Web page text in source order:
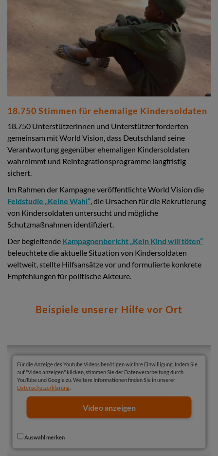
18.750 Stimmen für ehemalige Kindersoldaten
18.750 Unterstützerinnen und Unterstützer forderten
gemeinsam mit World Vision, dass Deutschland seine
Verantwortung gegenüber ehemaligen Kindersoldaten
wahrnimmt und Reintegrationsprogramme langfristig
sichert.
Im Rahmen der Kampagne veröffentlichte World Vision die
Feldstudie „Keine Wahl“, die Ursachen für die Rekrutierung
von Kindersoldaten untersucht und mögliche
Schutzmaßnahmen identifiziert.
Der begleitende Kampagnenbericht „Kein Kind will töten“
beleuchtete die aktuelle Situation von Kindersoldaten
weltweit, stellte Hilfsansätze vor und formulierte konkrete
Empfehlungen für politische Akteure.
Beispiele unserer Hilfe vor Ort
Für die Anzeige des Youtube Videos benötigen wir Ihre Einwilligung. Indem Sie
auf "Video anzeigen" klicken, stimmen Sie der Datenverarbeitung durch
YouTube und Google zu. Weitere Informationen finden Sie in unserer
Datenschutzerklärung
Video anzeigen
Auswahl merken